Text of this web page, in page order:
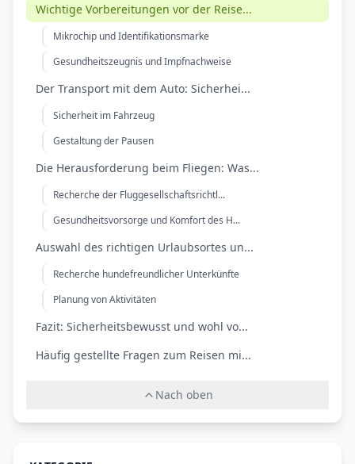
Wichtige Vorbereitungen vor der Reise...
Mikrochip und Identifikationsmarke
Gesundheitszeugnis und Impfnachweise
Der Transport mit dem Auto: Sicherhei...
Sicherheit im Fahrzeug
Gestaltung der Pausen
Die Herausforderung beim Fliegen: Was...
Recherche der Fluggesellschaftsrichtl...
Gesundheitsvorsorge und Komfort des H...
Auswahl des richtigen Urlaubsortes un...
Recherche hundefreundlicher Unterkünfte
Planung von Aktivitäten
Fazit: Sicherheitsbewusst und wohl vo...
Häufig gestellte Fragen zum Reisen mi...
Nach oben